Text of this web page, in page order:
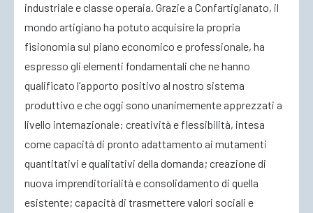
industriale e classe operaia. Grazie a Confartigianato, il
mondo artigiano ha potuto acquisire la propria
fisionomia sul piano economico e professionale, ha
espresso gli elementi fondamentali che ne hanno
qualificato l’apporto positivo al nostro sistema
produttivo e che oggi sono unanimemente apprezzati a
livello internazionale: creatività e flessibilità, intesa
come capacità di pronto adattamento ai mutamenti
quantitativi e qualitativi della domanda; creazione di
nuova imprenditorialità e consolidamento di quella
esistente; capacità di trasmettere valori sociali e